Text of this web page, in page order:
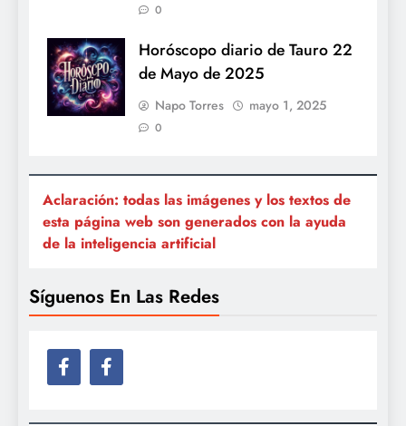
0
Horóscopo diario de Tauro 22
de Mayo de 2025
Napo Torres mayo 1, 2025
0
Aclaración: todas las imágenes y los textos de
esta página web son generados con la ayuda
de la inteligencia artificial
Síguenos En Las Redes